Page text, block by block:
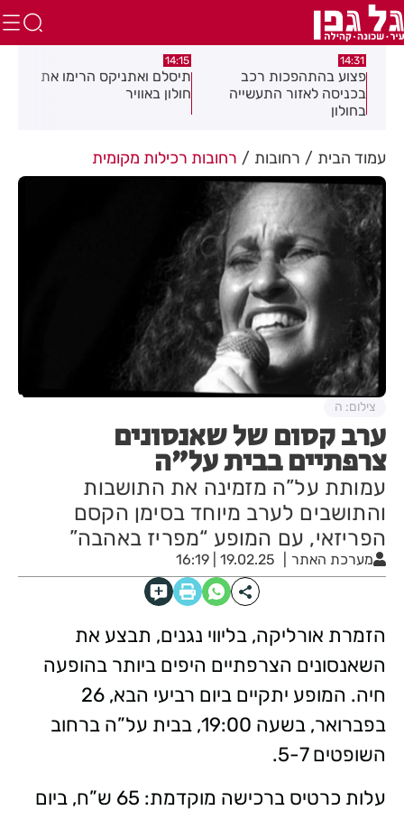
14:31
פצוע בהתהפכות רכב
בכניסה לאזור התעשייה
בחולון
14:15
תיסלם ואתניקס הרימו את
חולון באוויר
עמוד הבית רחובות רחובות רכילות מקומית
ערב קסום של שאנסונים
צרפתיים בבית על”ה
עמותת על”ה מזמינה את התושבות
והתושבים לערב מיוחד בסימן הקסם
הפריזאי, עם המופע “מפריז באהבה”
מערכת האתר 19.02.25 | 16:19
צילום: ה
הזמרת אורליקה, בליווי נגנים, תבצע את
השאנסונים הצרפתיים היפים ביותר בהופעה
חיה. המופע יתקיים ביום רביעי הבא, 26
בפברואר, בשעה 19:00, בבית על”ה ברחוב
השופטים 5-7.
עלות כרטיס ברכישה מוקדמת: 65 ש”ח, ביום